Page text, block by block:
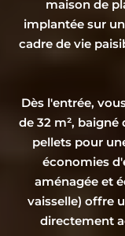
maison de
implantée sur
cadre de vie
Dès l'entrée,
de 32 m²,
pellets pour
économies
aménagée et
vaisselle) offre
directement